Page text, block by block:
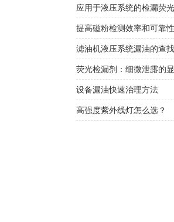
应用于液压系统的检漏荧
提高磁粉检测效率和可靠性
滤油机液压系统漏油的查
荧光检漏剂：细微泄露的
设备漏油快速治理方法
高强度紫外线灯怎么选？